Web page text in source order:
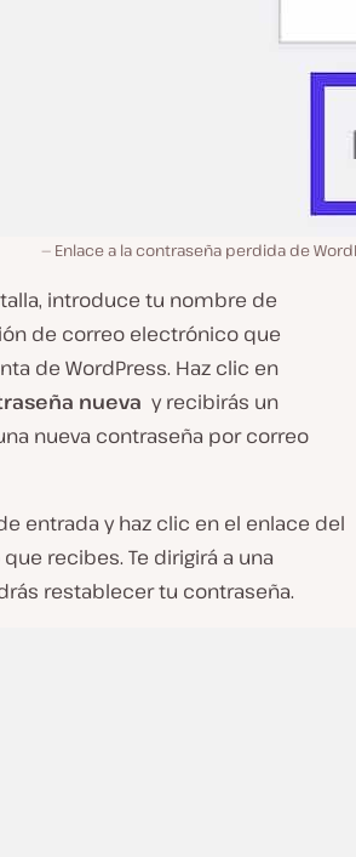
Enlace a la contraseña perdida de
introduce tu nombre de
de correo electrónico que
de WordPress. Haz clic en
nueva y recibirás un
nueva contraseña por correo
entrada y haz clic en el enlace del
recibes. Te dirigirá a una
restablecer tu contraseña.